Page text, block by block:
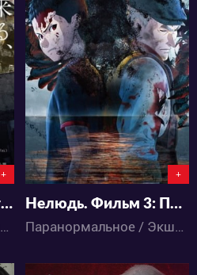
+
Нелюдь. Фильм 2: Столкновение
Паранормальное / Экшен / Детектив / Ужасы / Аниме
4560
1
+
Нелюдь. Фильм 3: Противостояние
Паранормальное / Экшен / Детектив / Ужасы / Аниме